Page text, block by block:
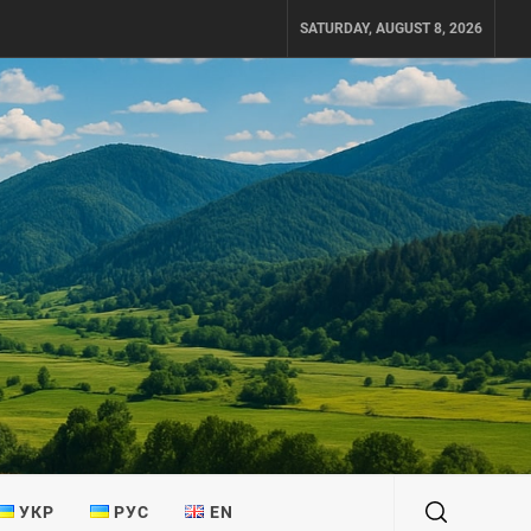
SATURDAY, AUGUST 8, 2026
УКР РУС EN